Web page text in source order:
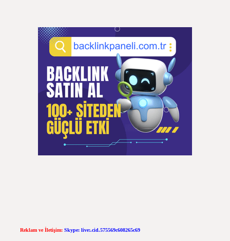
Reklam ve İletişim: Skype: live:.cid.575569c608265c69